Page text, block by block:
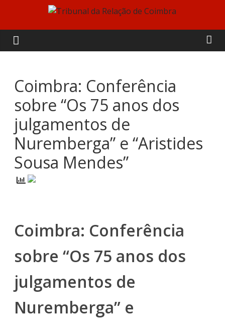
content
Tribunal
da
Relação
de
Coimbra
Coimbra: Conferência
sobre “Os 75 anos dos
julgamentos de
Nuremberga” e “Aristides
Sousa Mendes”
Coimbra: Conferência
sobre “Os 75 anos dos
julgamentos de
Nuremberga” e